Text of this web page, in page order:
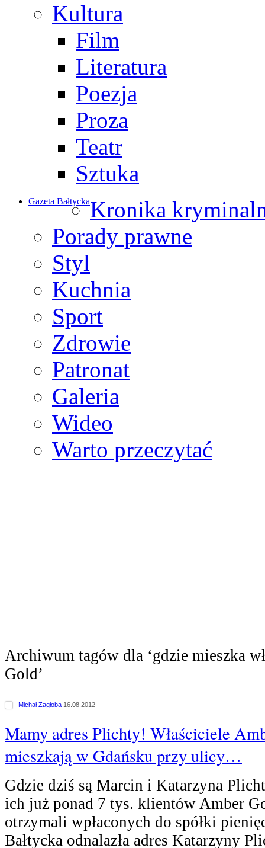
Kultura
Film
Literatura
Poezja
Proza
Teatr
Sztuka
Gazeta BałtyckaKronika
Porady prawne
Styl
Kuchnia
Sport
Zdrowie
Patronat
Galeria
Wideo
Warto przeczytać
Archiwum tagów dla ‘gdzie mieszka
Gold’
Michał Zagłoba 16.08.2012
Mamy adres Plichty! Właściciele
mieszkają w Gdańsku przy ulicy…
Gdzie dziś są Marcin i Katarzyna
ich już ponad 7 tys. klientów Amber
otrzymali wpłaconych do spółki
Bałtycka odnalazła adres Katarzyny